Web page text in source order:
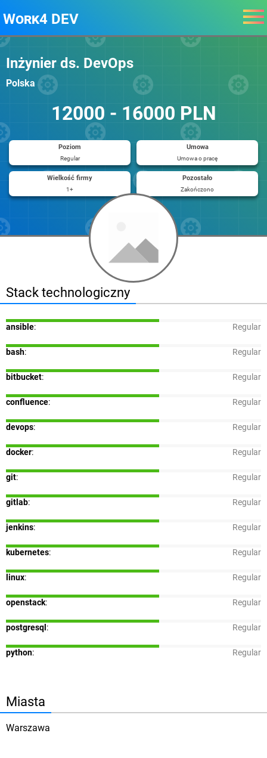
Work4 DEV
Inżynier ds. DevOps
Polska
12000 - 16000 PLN
Poziom
Regular
Umowa
Umowa o pracę
Wielkość firmy
1+
Pozostało
Zakończono
Stack technologiczny
ansible: Regular
bash: Regular
bitbucket: Regular
confluence: Regular
devops: Regular
docker: Regular
git: Regular
gitlab: Regular
jenkins: Regular
kubernetes: Regular
linux: Regular
openstack: Regular
postgresql : Regular
python: Regular
Miasta
Warszawa